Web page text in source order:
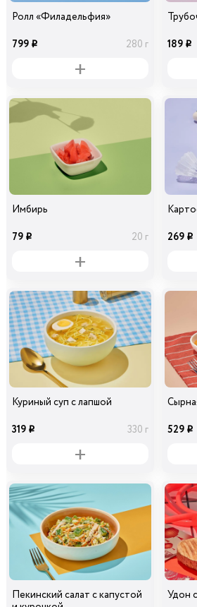
Ролл «Филадельфия»
799 i 280 г 189 i
Имбирь
79 i 20 г 269 i
Куриный суп с лапшой
319 i 330 г 529 i
Пекинский салат с капустой
Удон